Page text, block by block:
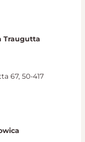
Traugutta
67, 50-417